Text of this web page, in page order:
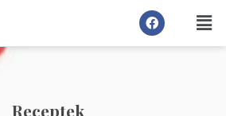
Receptek